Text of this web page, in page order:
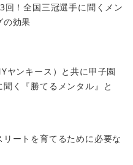
回！全国三冠選手に聞くメン
の効果
ヤンキース）と共に甲子園
く『勝てるメンタル』と
リートを育てるために必要な